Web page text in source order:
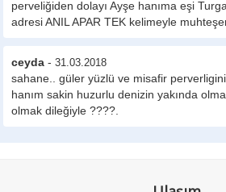
perveliğiden dolayı Ayşe hanıma eşi
adresi ANIL APAR TEK kelimeyle
ceyda - 31.03.2018
sahane.. güler yüzlü ve misafir
hanım sakin huzurlu denizin yakında
olmak dileğiyle ????.